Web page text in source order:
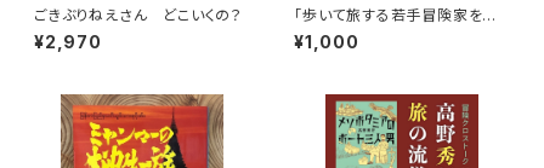
ごきぶりねえさん どこいくの？
¥2,970
「歩いて旅する若手冒険家を青
田買い！平井佑樹 × 荻田泰永」
録画視聴権
¥1,000